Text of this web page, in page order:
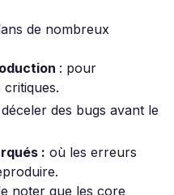
de nombreux
: pour
des bugs avant le
: où les erreurs
noter que les core